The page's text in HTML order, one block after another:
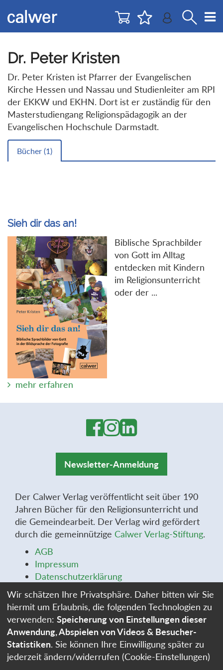
zur
Navigation
zum
Inhalt
Dr. Peter Kristen
Dr. Peter Kristen ist Pfarrer der Evangelischen
Kirche Hessen und Nassau und Studienleiter am RPI
der EKKW und EKHN. Dort ist er zuständig für den
Masterstudiengang Religionspädagogik an der
Evangelischen Hochschule Darmstadt.
Bücher (1)
Sieh dir das an!
Biblische Sprachbilder
von Gott im Alltag
entdecken mit Kindern
im Religionsunterricht
oder der ...
mehr erfahren
Newsletter-Anmeldung
Der Calwer Verlag veröffentlicht seit über 190
Jahren Bücher für den Religionsunterricht und
die Gemeindearbeit. Der Verlag wird gefördert
durch die gemeinnützige Calwer Verlag-Stiftung.
AGB
Impressum
Datenschutzerklärung
Widerrufsbelehrung
Widerrufsformular
Stellenangebote
Cookie-Einstellungen
Wir schätzen Ihre Privatsphäre. Daher bitten wir Sie
hiermit um Erlaubnis, die folgenden Technologien zu
verwenden: Speicherung von Einstellungen dieser
Anwendung, Abspielen von Videos & Besucher-
Statistiken. Sie können Ihre Einwilligung später zu
jederzeit ändern/widerrufen (Cookie-Einstellungen)